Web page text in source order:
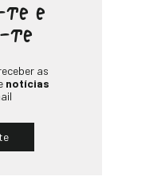
te e
te
as
notícias